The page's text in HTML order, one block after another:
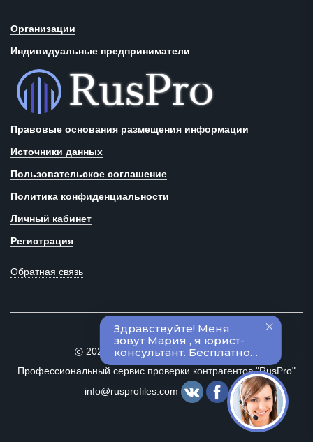
Организации
Индивидуальные предприниматели
Правовые основания размещения информации
Источники данных
Пользовательское соглашение
Политика конфиденциальности
Личный кабинет
Регистрация
Обратная связь
©2020–2024 Все права защищены
Профессиональный сервис проверки контрагентов "RusPro"
info@rusprofiles.com